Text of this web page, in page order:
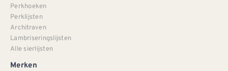
Perkhoeken
Perklijsten
Architraven
Lambriseringslijsten
Alle sierlijsten
Merken